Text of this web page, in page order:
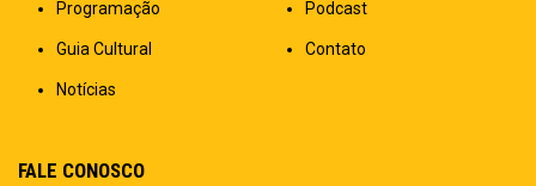
Programação
Guia Cultural
Notícias
Podcast
Contato
FALE CONOSCO